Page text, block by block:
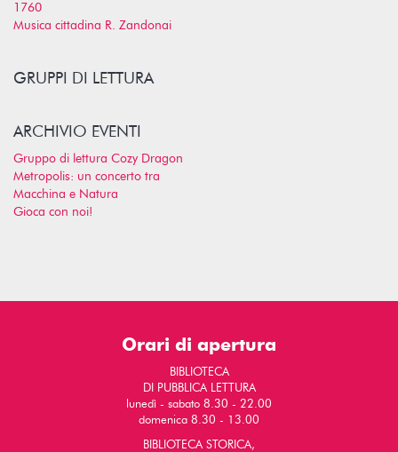
1760
Musica cittadina R. Zandonai
GRUPPI DI LETTURA
ARCHIVIO EVENTI
Gruppo di lettura Cozy Dragon
Metropolis: un concerto tra
Macchina e Natura
Gioca con noi!
Orari di apertura
BIBLIOTECA
DI PUBBLICA LETTURA
lunedì - sabato 8.30 - 22.00
domenica 8.30 - 13.00
BIBLIOTECA STORICA,